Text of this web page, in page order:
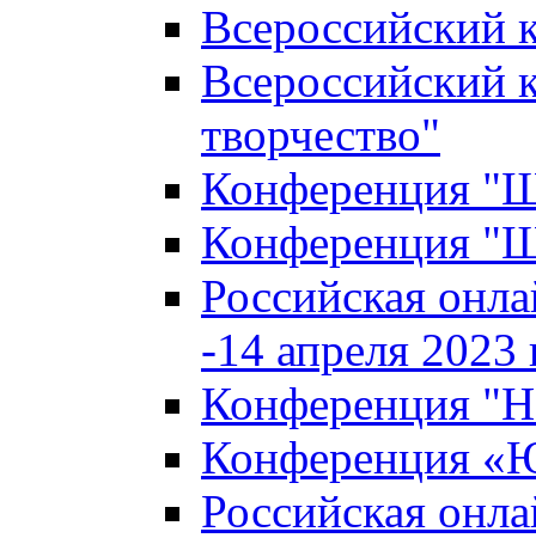
Всероссийский
Всероссийский
творчество"
Конференция
Конференция
Российская
-14 апреля 2023
Конференция
Конференция
Российская